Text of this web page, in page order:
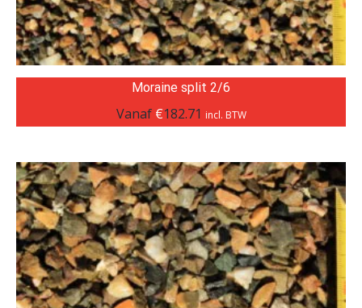
Moraine split 2/6
Vanaf €182.71 incl. BTW